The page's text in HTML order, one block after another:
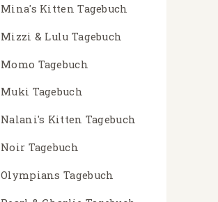
Mina's Kitten Tagebuch
Mizzi & Lulu Tagebuch
Momo Tagebuch
Muki Tagebuch
Nalani's Kitten Tagebuch
Noir Tagebuch
Olympians Tagebuch